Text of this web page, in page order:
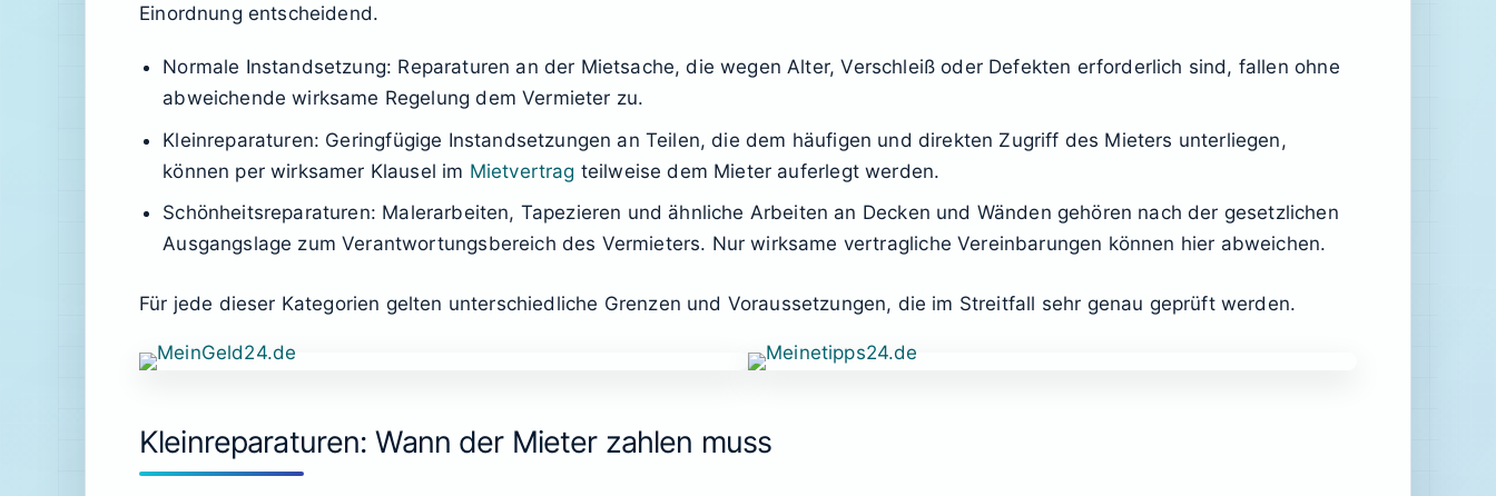
Einordnung entscheidend.
Normale Instandsetzung: Reparaturen an der Mietsache, die wegen Alter, Verschleiß oder Defekten erforderlich sind, fallen ohne
abweichende wirksame Regelung dem Vermieter zu.
Kleinreparaturen: Geringfügige Instandsetzungen an Teilen, die dem häufigen und direkten Zugriff des Mieters unterliegen,
können per wirksamer Klausel im Mietvertrag teilweise dem Mieter auferlegt werden.
Schönheitsreparaturen: Malerarbeiten, Tapezieren und ähnliche Arbeiten an Decken und Wänden gehören nach der gesetzlichen
Ausgangslage zum Verantwortungsbereich des Vermieters. Nur wirksame vertragliche Vereinbarungen können hier abweichen.
Für jede dieser Kategorien gelten unterschiedliche Grenzen und Voraussetzungen, die im Streitfall sehr genau geprüft werden.
Kleinreparaturen: Wann der Mieter zahlen muss